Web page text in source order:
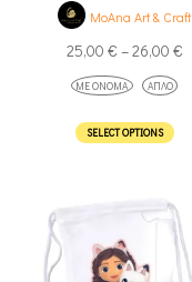
MoAna Art & Craft
25,00 € –26,00 €
ΜΕ ΌΝΟΜΑ ΑΠΛΌ
SELECT OPTIONS